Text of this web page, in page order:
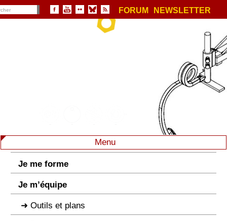
FORUM NEWSLETTER
Menu
Je me forme
Je m’équipe
Outils et plans